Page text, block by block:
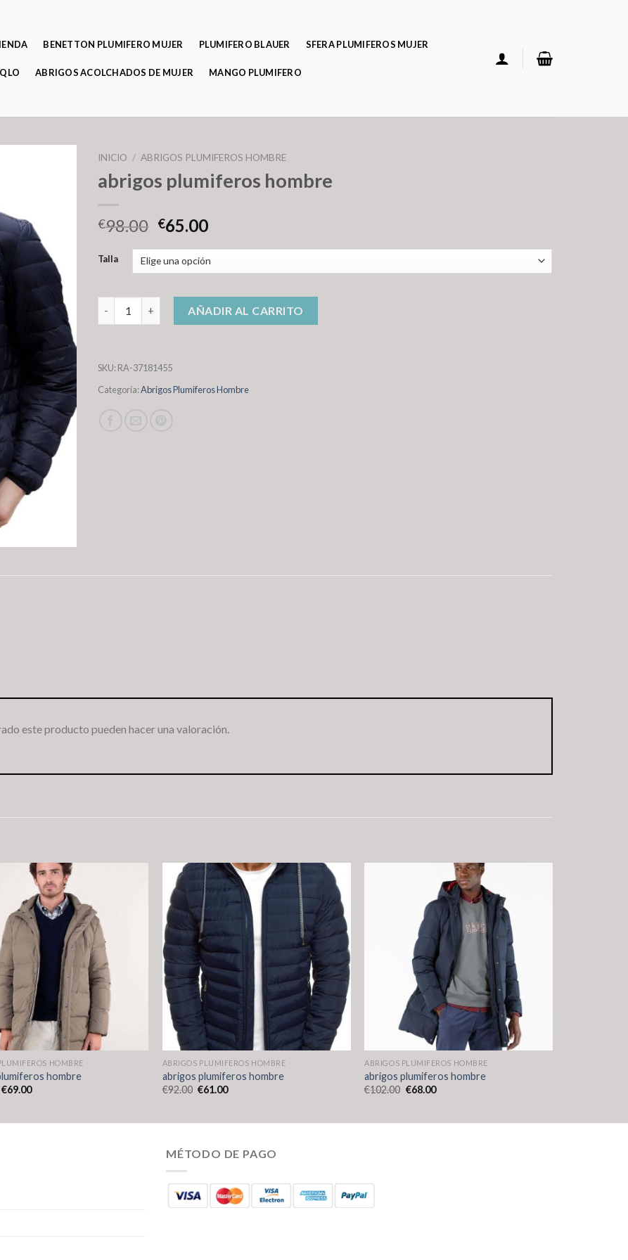
BENETTON PLUMIFERO MUJER PLUMIFERO BLAUER SFERA PLUMIFEROS MUJER
ABRIGOS ACOLCHADOS DE MUJER MANGO PLUMIFERO
INICIO / ABRIGOS PLUMIFEROS HOMBRE
abrigos plumiferos hombre
€98.00 €65.00
Talla
abrigos plumiferos hombre cantidad
AÑADIR AL CARRITO
SKU:RA-37181455
Categoría:Abrigos Plumiferos Hombre
este producto pueden hacer una valoración.
HOMBRE
hombre
€69.00
ABRIGOS PLUMIFEROS HOMBRE
abrigos plumiferos hombre
€92.00 €61.00
ABRIGOS PLUMIFEROS HOMBRE
abrigos plumiferos hombre
€102.00 €68.00
MÉTODO DE PAGO